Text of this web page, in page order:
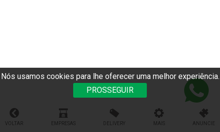
Nós usamos cookies para lhe oferecer uma melhor experiência.
PROSSEGUIR
VOLTAR EMPRESAS DELIVERY MAIS ANUNCIE